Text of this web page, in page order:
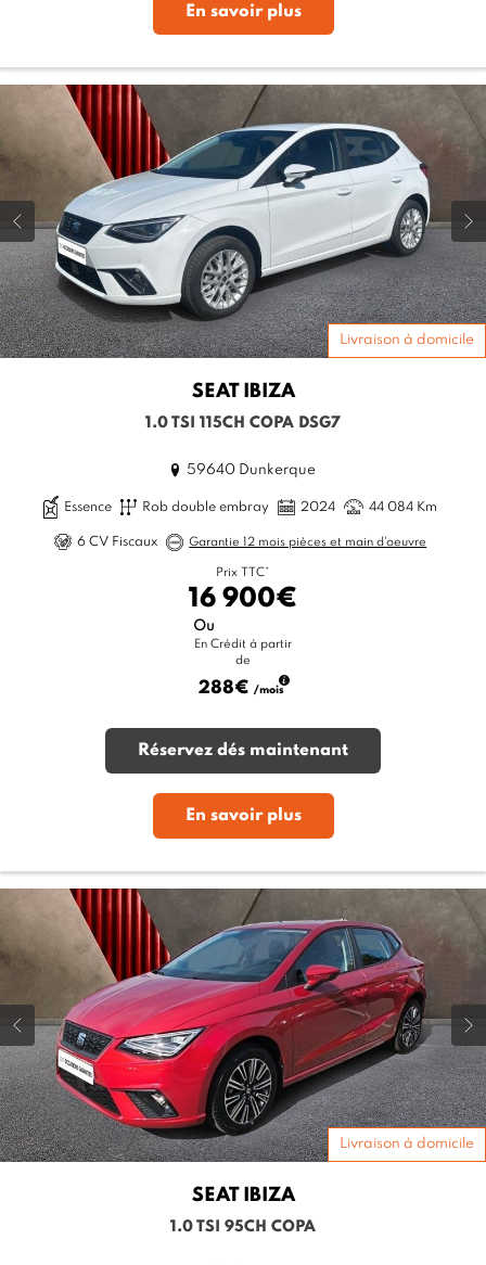
En savoir plus
Livraison à domicile
SEAT IBIZA
1.0 TSI 115CH COPA DSG7
59640 Dunkerque
Essence Rob double embray 2024 44 084 Km
6 CV Fiscaux Garantie 12 mois pièces et main d'oeuvre
Prix TTC*
16 900€
Ou
En Crédit à partir
de
288€ /mois
Réservez dés maintenant
En savoir plus
Livraison à domicile
SEAT IBIZA
1.0 TSI 95CH COPA